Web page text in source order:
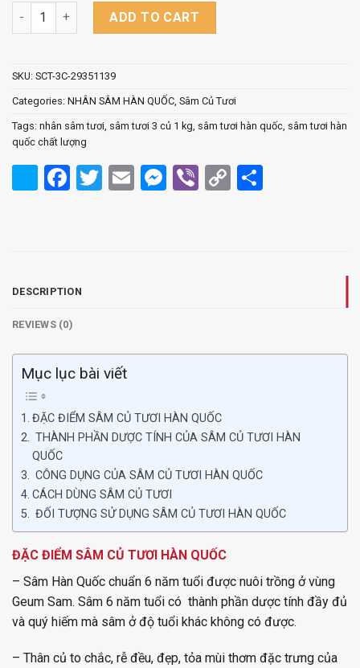
Nhân Sâm Củ Tươi Hàn Quốc - Loại 3 củ 1kg quantity
ADD TO CART
SKU: SCT-3C-29351139
Categories: NHÂN SÂM HÀN QUỐC Sâm Củ Tươi
Tags: nhân sâm tươi sâm tươi 3 củ 1 kg sâm tươi hàn quốc sâm tươi hàn
quốc chất lượng
Facebook
Twitter
EmailMessenger
ViberCopy
DESCRIPTION
REVIEWS (0)
Mục lục bài viết
ĐẶC ĐIỂM SÂM CỦ TƯƠI HÀN QUỐC
THÀNH PHẦN DƯỢC TÍNH CỦA SÂM CỦ TƯƠI HÀN
QUỐC
CÔNG DỤNG CỦA SÂM CỦ TƯƠI HÀN QUỐC
CÁCH DÙNG SÂM CỦ TƯƠI
ĐỐI TƯỢNG SỬ DỤNG SÂM CỦ TƯƠI HÀN QUỐC
ĐẶC ĐIỂM SÂM CỦ TƯƠI HÀN QUỐC
– Sâm Hàn Quốc chuẩn 6 năm tuổi được nuôi trồng ở vùng
Geum Sam. Sâm 6 năm tuổi có thành phần dược tính đầy đủ
và quý hiếm mà sâm ở độ tuổi khác không có được.
– Thân củ to chắc, rễ đều, đẹp, tỏa mùi thơm đặc trưng của